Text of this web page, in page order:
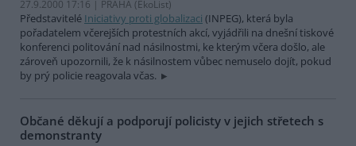
27.9.2000 17:16 | PRAHA (EkoList)
Představitelé Iniciativy proti globalizaci (INPEG), která byla
pořadatelem včerejších protestních akcí, vyjádřili na dnešní tiskové
konferenci politování nad násilnostmi, ke kterým včera došlo, ale
zároveň upozornili, že k násilnostem vůbec nemuselo dojít, pokud
by prý policie reagovala včas.
Občané děkují a podporují policisty v jejich střetech s
demonstranty